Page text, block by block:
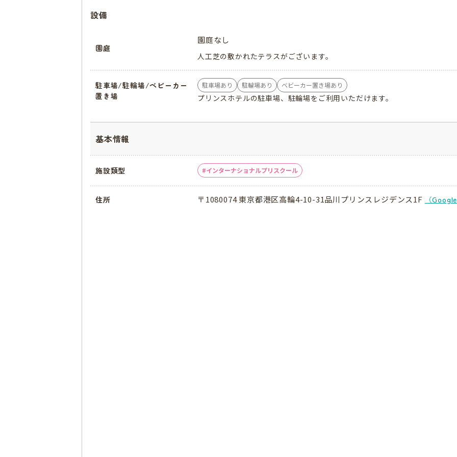
設備
園庭
園庭なし
人工芝の敷かれたテラスがございます。
駐車場/駐輪場/ベビーカー
置き場
駐車場あり 駐輪場あり ベビーカー置き場あり
プリンスホテルの駐車場、駐輪場をご利用いただけます。
基本情報
施設類型 インターナショナルプリスクール
住所 〒1080074 東京都港区高輪4-10-31品川プリンスレジデンス1F （